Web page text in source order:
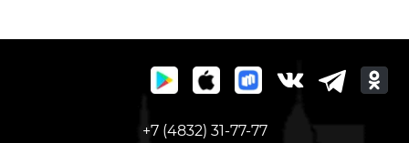
+7 (4832) 31-77-77